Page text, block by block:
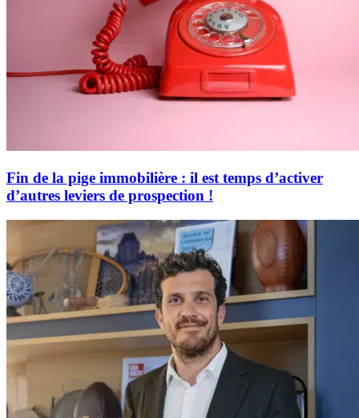
Fin de la pige immobilière : il est temps d’activer
d’autres leviers de prospection !